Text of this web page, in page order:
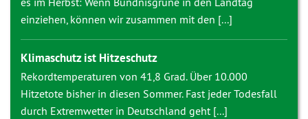
einziehen, können wir zusammen mit den [...]
Klimaschutz ist Hitzeschutz
Rekordtemperaturen von 41,8 Grad. Über 10.000
Hitzetote bisher in diesen Sommer. Fast jeder Todesfall
durch Extremwetter in Deutschland geht [...]